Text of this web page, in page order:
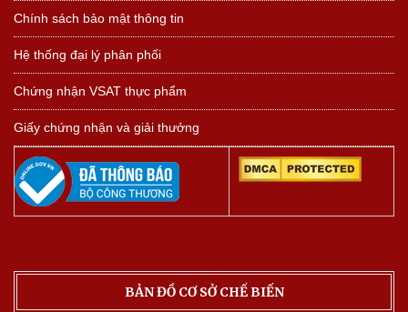
Chính sách bảo mật thông tin
Hệ thống đại lý phân phối
Chứng nhận VSAT thực phẩm
Giấy chứng nhận và giải thưởng
BẢN ĐỒ CƠ SỞ CHẾ BIẾN